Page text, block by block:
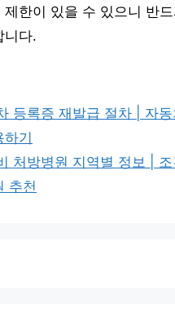
제한이 있을 수 있으니 반
니다.
등록증 재발급 절차 | 자
하기
처방병원 지역별 정보 |
추천